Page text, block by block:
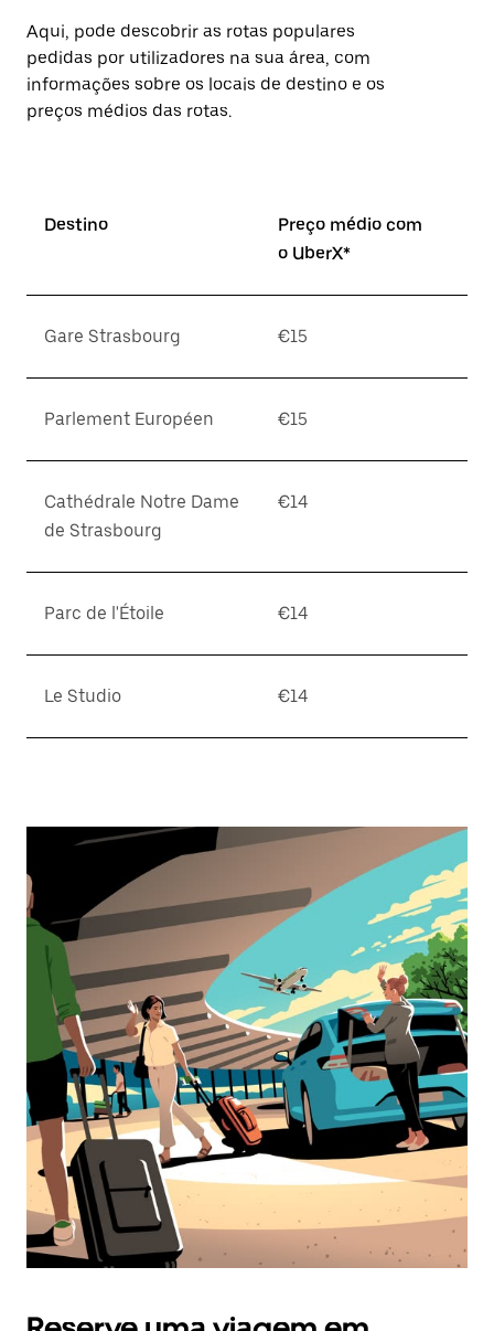
Aqui, pode descobrir as rotas populares
pedidas por utilizadores na sua área, com
informações sobre os locais de destino e os
preços médios das rotas.
Destino
Preço médio com
o UberX*
Gare Strasbourg €15
Parlement Européen €15
Cathédrale Notre Dame
de Strasbourg
€14
Parc de l'Étoile €14
Le Studio €14